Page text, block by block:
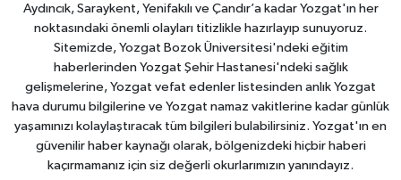
Aydıncık, Saraykent, Yenifakılı ve Çandır’a kadar Yozgat'ın her
noktasındaki önemli olayları titizlikle hazırlayıp sunuyoruz.
Sitemizde, Yozgat Bozok Üniversitesi'ndeki eğitim
haberlerinden Yozgat Şehir Hastanesi'ndeki sağlık
gelişmelerine, Yozgat vefat edenler listesinden anlık Yozgat
hava durumu bilgilerine ve Yozgat namaz vakitlerine kadar günlük
yaşamınızı kolaylaştıracak tüm bilgileri bulabilirsiniz. Yozgat'ın en
güvenilir haber kaynağı olarak, bölgenizdeki hiçbir haberi
kaçırmamanız için siz değerli okurlarımızın yanındayız.